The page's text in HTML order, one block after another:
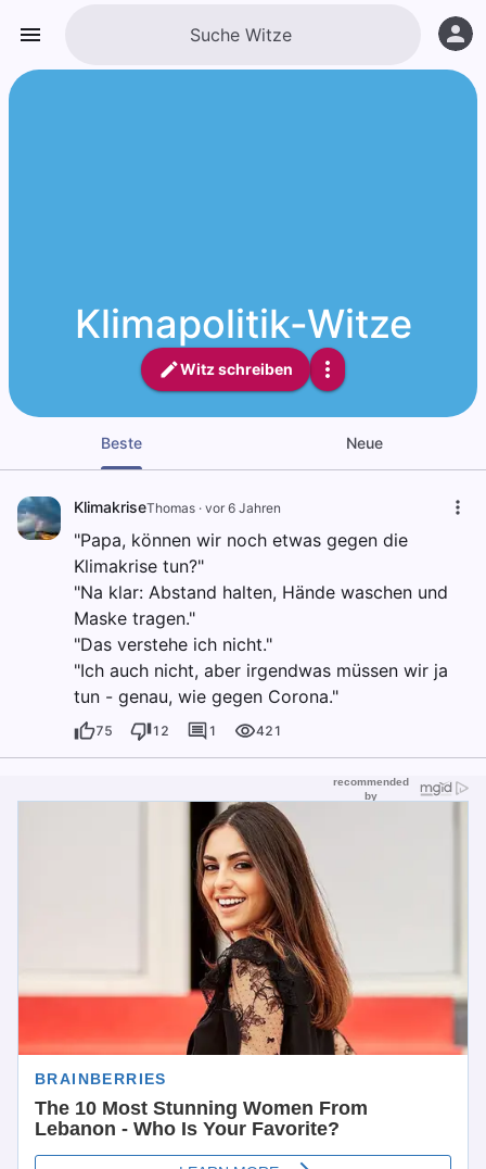
Klimapolitik-Witze
Witz schreiben
Beste Neue
KlimakriseThomas · vor 6 Jahren
"Papa, können wir noch etwas gegen die
Klimakrise tun?"
"Na klar: Abstand halten, Hände waschen und
Maske tragen."
"Das verstehe ich nicht."
"Ich auch nicht, aber irgendwas müssen wir ja
tun - genau, wie gegen Corona."
75 12 1 421